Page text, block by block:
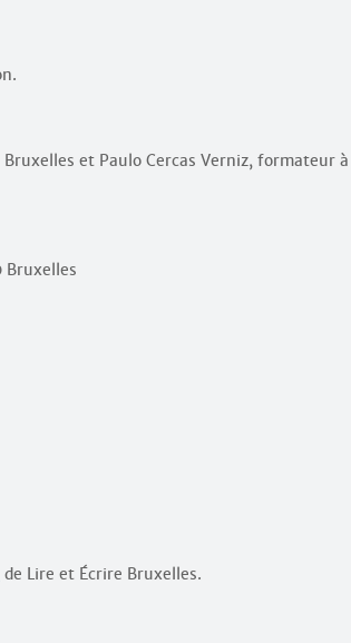
et Paulo Cercas Verniz, formateur à
Bruxelles
de Lire et Écrire Bruxelles.